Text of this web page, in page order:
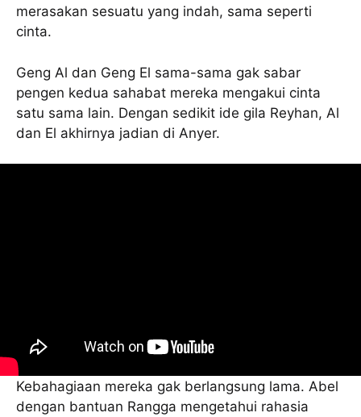
merasakan sesuatu yang indah, sama seperti
cinta.
Geng Al dan Geng El sama-sama gak sabar
pengen kedua sahabat mereka mengakui cinta
satu sama lain. Dengan sedikit ide gila Reyhan, Al
dan El akhirnya jadian di Anyer.
Kebahagiaan mereka gak berlangsung lama. Abel
dengan bantuan Rangga mengetahui rahasia